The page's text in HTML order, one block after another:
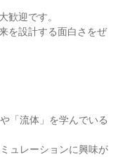
歓迎です。
を設計する面白さをぜ
「流体」を学んでいる
ュレーションに興味が